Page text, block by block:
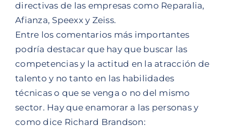
directivas de las empresas como Reparalia,
Afianza, Speexx y Zeiss.
Entre los comentarios más importantes
podría destacar que hay que buscar las
competencias y la actitud en la atracción de
talento y no tanto en las habilidades
técnicas o que se venga o no del mismo
sector. Hay que enamorar a las personas y
como dice Richard Brandson: